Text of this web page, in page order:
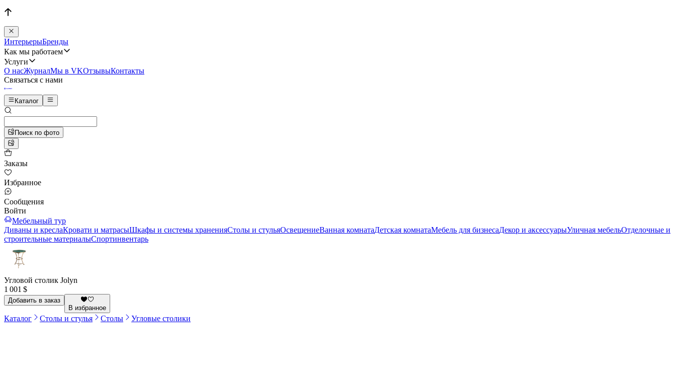
ИнтерьерыБренды
Как мы работаем
Услуги
О насЖурналМы в VKОтзывыКонтакты
Связаться с нами
Каталог
Поиск по фото
Заказы
Избранное
Сообщения
Войти
Мебельный тур
Диваны и креслаКровати и матрасыШкафы и системы храненияСтолы и стульяОсвещениеВанная комнатаДетская комнатаМебель для бизнесаДекор и аксессуарыУличная мебельОтделочные и
строительные материалыСпортинвентарь
Угловой столик Jolyn
1 001 $
Добавить в заказ
В избранное
Каталог Столы и стулья Столы Угловые столики